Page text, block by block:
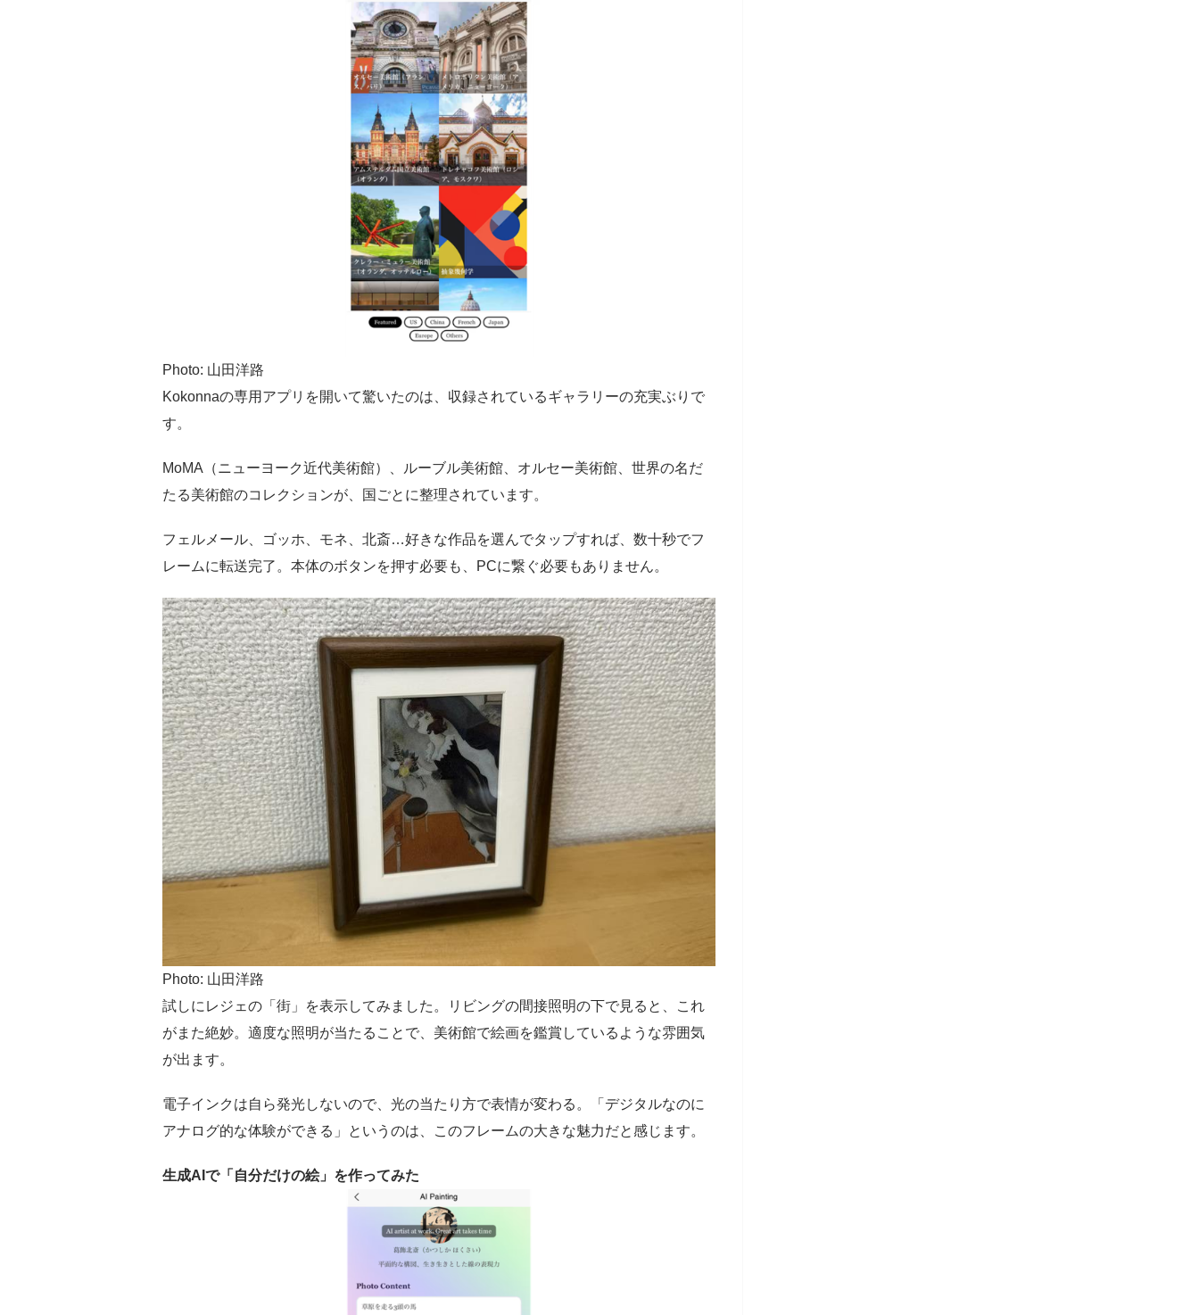
Photo: 山田洋路
Kokonnaの専用アプリを開いて驚いたのは、収録されているギャラリーの充実ぶりで
す。
MoMA（ニューヨーク近代美術館）、ルーブル美術館、オルセー美術館、世界の名だ
たる美術館のコレクションが、国ごとに整理されています。
フェルメール、ゴッホ、モネ、北斎…好きな作品を選んでタップすれば、数十秒でフ
レームに転送完了。本体のボタンを押す必要も、PCに繋ぐ必要もありません。
Photo: 山田洋路
試しにレジェの「街」を表示してみました。リビングの間接照明の下で見ると、これ
がまた絶妙。適度な照明が当たることで、美術館で絵画を鑑賞しているような雰囲気
が出ます。
電子インクは自ら発光しないので、光の当たり方で表情が変わる。「デジタルなのに
アナログ的な体験ができる」というのは、このフレームの大きな魅力だと感じます。
生成AIで「自分だけの絵」を作ってみた